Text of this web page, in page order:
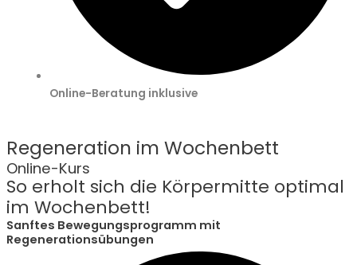
Online-Beratung inklusive
Regeneration im Wochenbett
Online-Kurs
So erholt sich die Körpermitte optimal
im Wochenbett!
Sanftes Bewegungsprogramm mit
Regenerationsübungen